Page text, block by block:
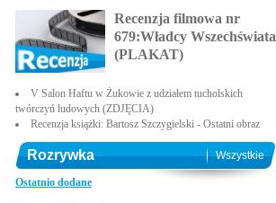
Recenzja filmowa nr
679:Władcy Wszechświata
(PLAKAT)
V Salon Haftu w Żukowie z udziałem tucholskich
twórczyń ludowych (ZDJĘCIA)
Recenzja książki: Bartosz Szczygielski - Ostatni obraz
Rozrywka Wszystkie
Ostatnio dodane